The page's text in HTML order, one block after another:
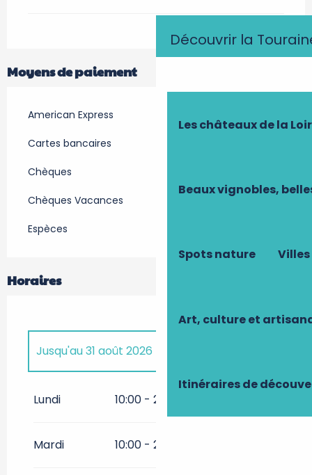
Découvrir la
Les châteaux de la
Beaux vignobles,
Spots nature
Art, culture et
Itinéraires de
Moyens de paiement
American Express
Cartes bancaires
Chèques
Chèques Vacances
Espèces
Horaires
6 juin 2026 au 30 juin 2026
Jusqu'au31 août 2026
septembre 2026
Lundi 10:00 - 20:00
Mardi 10:00 - 20:00